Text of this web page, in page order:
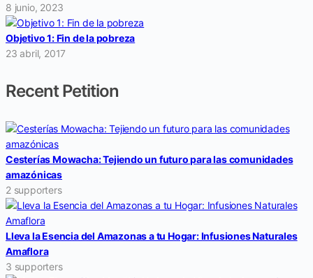
8 junio, 2023
Objetivo 1: Fin de la pobreza
23 abril, 2017
Recent Petition
Cesterías Mowacha: Tejiendo un futuro para las comunidades
amazónicas
2 supporters
Lleva la Esencia del Amazonas a tu Hogar: Infusiones Naturales
Amaflora
3 supporters